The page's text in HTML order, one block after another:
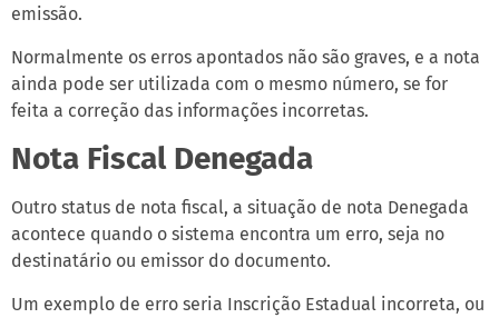
emissão.
Normalmente os erros apontados não são graves, e a nota
ainda pode ser utilizada com o mesmo número, se for
feita a correção das informações incorretas.
Nota Fiscal Denegada
Outro status de nota fiscal, a situação de nota Denegada
acontece quando o sistema encontra um erro, seja no
destinatário ou emissor do documento.
Um exemplo de erro seria Inscrição Estadual incorreta, ou